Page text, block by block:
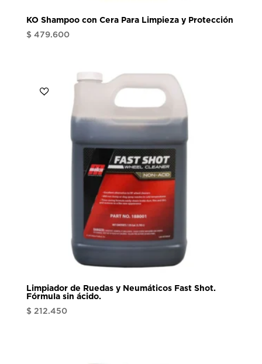
KO Shampoo con Cera Para Limpieza y Protección
$ 479.600
Limpiador de Ruedas y Neumáticos Fast Shot.
Fórmula sin ácido.
$ 212.450